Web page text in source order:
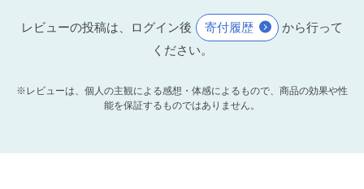
レビューの投稿は、ログイン後 寄付履歴
から行って
ください。
※レビューは、個人の主観による感想・体感によるもので、商品の効果や性
能を保証するものではありません。